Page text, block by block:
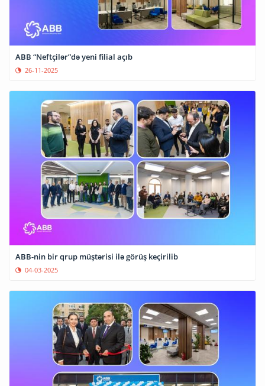
ABB “Neftçilər”də yeni filial açıb
26-11-2025
ABB-nin bir qrup müştərisi ilə görüş keçirilib
04-03-2025